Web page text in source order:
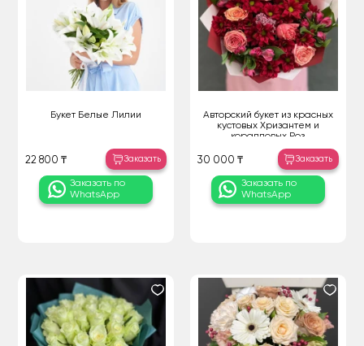
Букет Белые Лилии
22 800 ₸ Заказать
Заказать по
WhatsApp
Авторский букет из красных
кустовых Хризантем и
коралловых Роз
30 000 ₸ Заказать
Заказать по
WhatsApp